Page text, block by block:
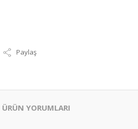
Paylaş
ÜRÜN YORUMLARI